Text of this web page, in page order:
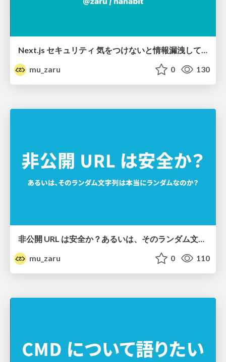
Next.js セキュリティ 気をつけないと情報漏洩している
mu_zaru
0 130
mu_zaru
0 110